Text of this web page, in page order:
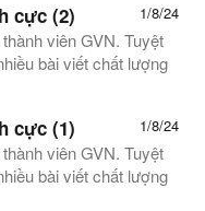
1/8/24
cực (2)
viên GVN. Tuyệt
bài viết chất lượng
1/8/24
cực (1)
viên GVN. Tuyệt
bài viết chất lượng